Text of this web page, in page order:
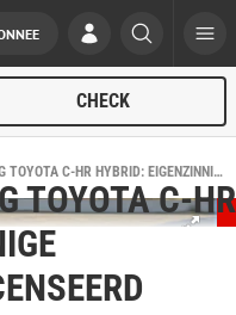
PRAKTIJKERVARING TOYOTA C-HR HYBRID: EIGENZINNIGE CROSSOVER GERECENSEERD DOOR EIGENAREN
TOYOTA C-HR